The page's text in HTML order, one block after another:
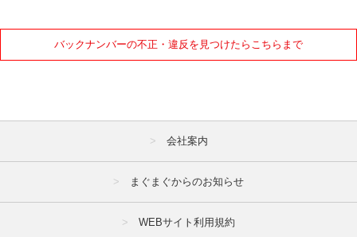
バックナンバーの不正・違反を見つけたらこちらまで
会社案内
まぐまぐからのお知らせ
WEBサイト利用規約